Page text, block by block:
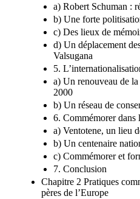
a) Robert Schuman :
b) Une forte
c) Des lieux de
d) Un déplacement
Valsugana
5.
a) Un renouveau de
2000
b) Un réseau de
6. Commémorer dans
a) Ventotene, un lieu
b) Un centenaire
c) Commémorer et
7. Conclusion
Chapitre 2 Pratiques
pères de l’Europe